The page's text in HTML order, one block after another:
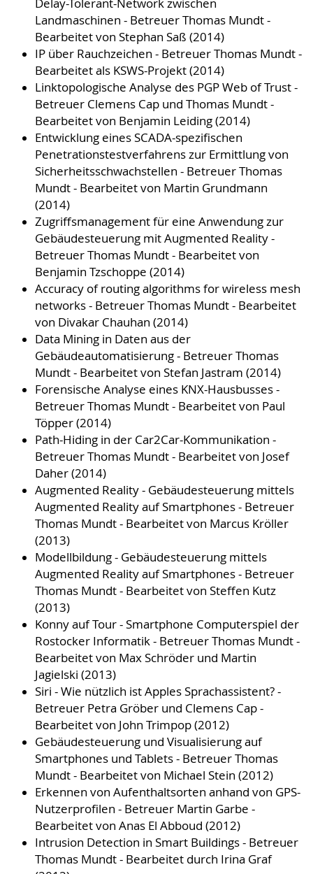
Delay-Tolerant-Network zwischen
Landmaschinen - Betreuer Thomas Mundt -
Bearbeitet von Stephan Saß (2014)
IP über Rauchzeichen - Betreuer Thomas Mundt -
Bearbeitet als KSWS-Projekt (2014)
Linktopologische Analyse des PGP Web of Trust -
Betreuer Clemens Cap und Thomas Mundt -
Bearbeitet von Benjamin Leiding (2014)
Entwicklung eines SCADA-spezifischen
Penetrationstestverfahrens zur Ermittlung von
Sicherheitsschwachstellen - Betreuer Thomas
Mundt - Bearbeitet von Martin Grundmann
(2014)
Zugriffsmanagement für eine Anwendung zur
Gebäudesteuerung mit Augmented Reality -
Betreuer Thomas Mundt - Bearbeitet von
Benjamin Tzschoppe (2014)
Accuracy of routing algorithms for wireless mesh
networks - Betreuer Thomas Mundt - Bearbeitet
von Divakar Chauhan (2014)
Data Mining in Daten aus der
Gebäudeautomatisierung - Betreuer Thomas
Mundt - Bearbeitet von Stefan Jastram (2014)
Forensische Analyse eines KNX-Hausbusses -
Betreuer Thomas Mundt - Bearbeitet von Paul
Töpper (2014)
Path-Hiding in der Car2Car-Kommunikation -
Betreuer Thomas Mundt - Bearbeitet von Josef
Daher (2014)
Augmented Reality - Gebäudesteuerung mittels
Augmented Reality auf Smartphones - Betreuer
Thomas Mundt - Bearbeitet von Marcus Kröller
(2013)
Modellbildung - Gebäudesteuerung mittels
Augmented Reality auf Smartphones - Betreuer
Thomas Mundt - Bearbeitet von Steffen Kutz
(2013)
Konny auf Tour - Smartphone Computerspiel der
Rostocker Informatik - Betreuer Thomas Mundt -
Bearbeitet von Max Schröder und Martin
Jagielski (2013)
Siri - Wie nützlich ist Apples Sprachassistent? -
Betreuer Petra Gröber und Clemens Cap -
Bearbeitet von John Trimpop (2012)
Gebäudesteuerung und Visualisierung auf
Smartphones und Tablets - Betreuer Thomas
Mundt - Bearbeitet von Michael Stein (2012)
Erkennen von Aufenthaltsorten anhand von GPS-
Nutzerprofilen - Betreuer Martin Garbe -
Bearbeitet von Anas El Abboud (2012)
Intrusion Detection in Smart Buildings - Betreuer
Thomas Mundt - Bearbeitet durch Irina Graf